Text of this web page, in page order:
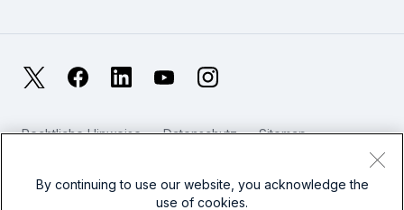
Zuverlässigkeitsmetriken
Français
日本語
繁體中文
FacebookLinkedIn YouTubeInstagram
Rechtliche Hinweise Datenschutz
Sitemap
Modern Slavery
By continuing to use our website, you acknowledge the
use of cookies.